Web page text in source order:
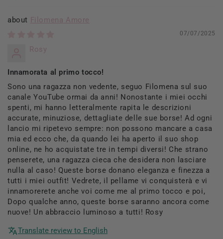
Filomena Amore
07/07/2025
Rosy
Innamorata al primo tocco!
Sono una ragazza non vedente, seguo Filomena sul suo
canale YouTube ormai da anni! Nonostante i miei occhi
spenti, mi hanno letteralmente rapita le descrizioni
accurate, minuziose, dettagliate delle sue borse! Ad ogni
lancio mi ripetevo sempre: non possono mancare a casa
mia ed ecco che, da quando lei ha aperto il suo shop
online, ne ho acquistate tre in tempi diversi! Che strano
penserete, una ragazza cieca che desidera non lasciare
nulla al caso! Queste borse donano eleganza e finezza a
tutti i miei outfit! Vedrete, il pellame vi conquisterà e vi
innamorerete anche voi come me al primo tocco e poi,
Dopo qualche anno, queste borse saranno ancora come
nuove! Un abbraccio luminoso a tutti! Rosy
Translate review to English